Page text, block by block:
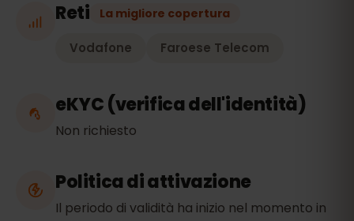
Reti La migliore copertura
Vodafone Faroese Telecom
eKYC (verifica dell'identità)
Non richiesto
Politica di attivazione
Il periodo di validità ha inizio nel momento in